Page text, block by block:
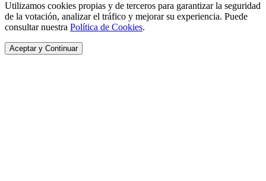
Utilizamos cookies propias y de terceros para garantizar la seguridad
de la votación, analizar el tráfico y mejorar su experiencia. Puede
consultar nuestra Política de Cookies.
Aceptar y Continuar